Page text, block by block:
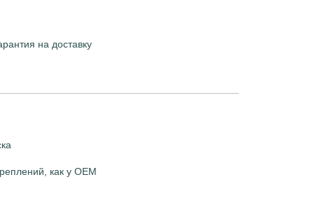
на доставку
как у OEM